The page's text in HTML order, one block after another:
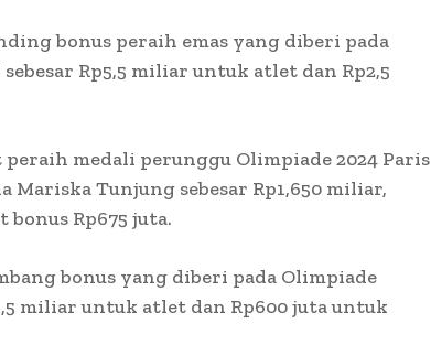
bonus peraih emas yang diberi pada
Rp5,5 miliar untuk atlet dan Rp2,5
medali perunggu Olimpiade 2024 Paris
Tunjung sebesar Rp1,650 miliar,
Rp675 juta.
bonus yang diberi pada Olimpiade
miliar untuk atlet dan Rp600 juta untuk